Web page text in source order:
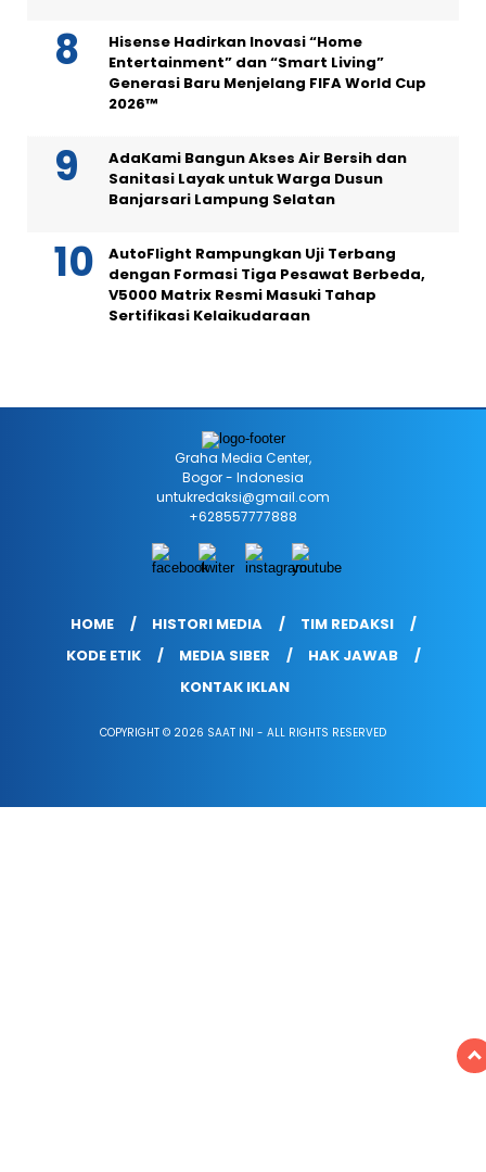
Hisense Hadirkan Inovasi “Home
Entertainment” dan “Smart Living”
Generasi Baru Menjelang FIFA World Cup
2026™
AdaKami Bangun Akses Air Bersih dan
Sanitasi Layak untuk Warga Dusun
Banjarsari Lampung Selatan
AutoFlight Rampungkan Uji Terbang
dengan Formasi Tiga Pesawat Berbeda,
V5000 Matrix Resmi Masuki Tahap
Sertifikasi Kelaikudaraan
Graha Media Center,
Bogor - Indonesia
untukredaksi@gmail.com
+628557777888
HOME HISTORI MEDIA
TIM REDAKSI
KODE ETIK
MEDIA SIBER
HAK JAWAB
KONTAK IKLAN
COPYRIGHT © 2026 SAAT INI - ALL RIGHTS RESERVED